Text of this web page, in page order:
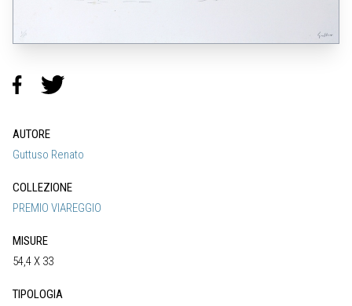
AUTORE
Guttuso Renato
COLLEZIONE
PREMIO VIAREGGIO
MISURE
54,4 X 33
TIPOLOGIA